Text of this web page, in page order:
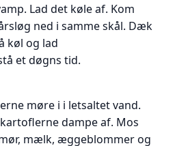
Lad det køle af. Kom
ned i samme skål. Dæk
køl og lad
et døgns tid.
møre i i letsaltet vand.
dampe af. Mos
mælk, æggeblommer og